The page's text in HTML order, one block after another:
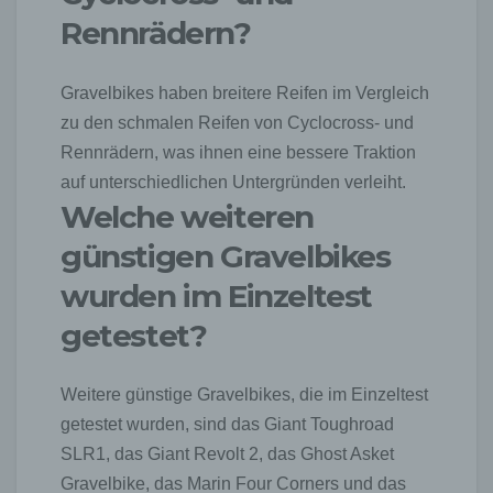
Rennrädern?
Gravelbikes haben breitere Reifen im Vergleich
zu den schmalen Reifen von Cyclocross- und
Rennrädern, was ihnen eine bessere Traktion
auf unterschiedlichen Untergründen verleiht.
Welche weiteren
günstigen Gravelbikes
wurden im Einzeltest
getestet?
Weitere günstige Gravelbikes, die im Einzeltest
getestet wurden, sind das Giant Toughroad
SLR1, das Giant Revolt 2, das Ghost Asket
Gravelbike, das Marin Four Corners und das
Internetseite und dem auf dem Computersystem
des Benutzers abgelegten Cookie übernommen
merkt sich die Artikel, die ein Kunde in den
virtuellen Warenkorb gelegt hat, über ein Cookie.
Die betroffene Person kann die Setzung von
Cookies durch unsere Internetseite jederzeit mittels
einer entsprechenden Einstellung des genutzten
Internetbrowsers verhindern und damit der Setzung
von Cookies dauerhaft widersprechen. Ferner
können bereits gesetzte Cookies jederzeit über
einen Internetbrowser oder andere
allen gängigen Internetbrowsern möglich.
unter Umständen nicht alle Funktionen unserer
Internetseite vollumfänglich nutzbar.
Erfassung von allgemeinen Daten und Informationen